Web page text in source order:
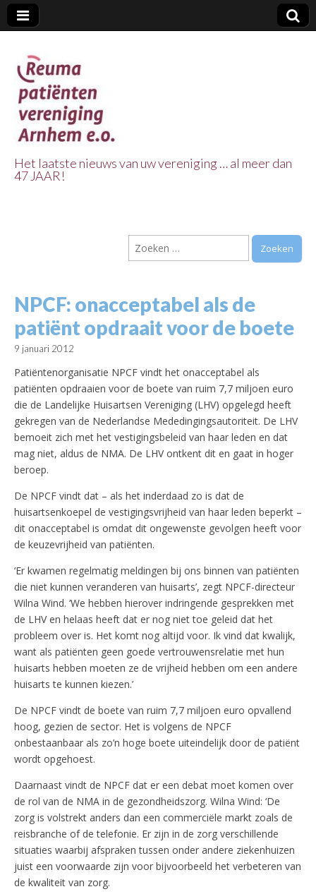
Vereniging
Arnhem e.o.
Het laatste nieuws van uw vereniging … al meer dan
47 JAAR!
Zoeken
naar:
NPCF: onacceptabel als de
patiënt opdraait voor de boete
9 januari 2012
Patiëntenorganisatie NPCF vindt het onacceptabel als
patiënten opdraaien voor de boete van ruim 7,7 miljoen euro
die de Landelijke Huisartsen Vereniging (LHV) opgelegd heeft
gekregen van de Nederlandse Mededingingsautoriteit. De LHV
bemoeit zich met het vestigingsbeleid van haar leden en dat
mag niet, aldus de NMA. De LHV ontkent dit en gaat in hoger
beroep.
De NPCF vindt dat – als het inderdaad zo is dat de
huisartsenkoepel de vestigingsvrijheid van haar leden beperkt –
dit onacceptabel is omdat dit ongewenste gevolgen heeft voor
de keuzevrijheid van patiënten.
‘Er kwamen regelmatig meldingen bij ons binnen van patiënten
die niet kunnen veranderen van huisarts’, zegt NPCF-directeur
Wilna Wind. ‘We hebben hierover indringende gesprekken met
de LHV en helaas heeft dat er nog niet toe geleid dat het
probleem over is. Het komt nog altijd voor. Ik vind dat kwalijk,
want als patiënten geen goede vertrouwensrelatie met hun
huisarts hebben moeten ze de vrijheid hebben om een andere
huisarts te kunnen kiezen.’
De NPCF vindt de boete van ruim 7,7 miljoen euro opvallend
hoog, gezien de sector. Het is volgens de NPCF
onbestaanbaar als zo’n hoge boete uiteindelijk door de patiënt
wordt opgehoest.
Daarnaast vindt de NPCF dat er een debat moet komen over
de rol van de NMA in de gezondheidszorg. Wilna Wind: ‘De
zorg is volstrekt anders dan een commerciële markt zoals de
reisbranche of de telefonie. Er zijn in de zorg verschillende
situaties waarbij afspraken tussen onder andere ziekenhuizen
juist een voorwaarde zijn voor bijvoorbeeld het verbeteren van
de kwaliteit van zorg.